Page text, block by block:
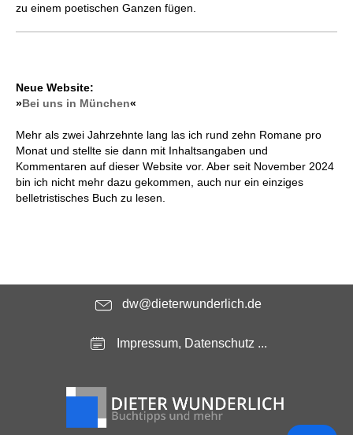
zu einem poetischen Ganzen fügen.
Neue Website:
»Bei uns in München«
Mehr als zwei Jahrzehnte lang las ich rund zehn Romane pro
Monat und stellte sie dann mit Inhaltsangaben und
Kommentaren auf dieser Website vor. Aber seit November 2024
bin ich nicht mehr dazu gekommen, auch nur ein einziges
belletristisches Buch zu lesen.
dw@dieterwunderlich.de
Impressum, Datenschutz ...